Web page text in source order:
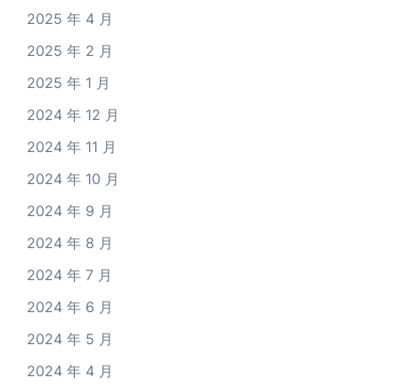
2025 年 4 月
2025 年 2 月
2025 年 1 月
2024 年 12 月
2024 年 11 月
2024 年 10 月
2024 年 9 月
2024 年 8 月
2024 年 7 月
2024 年 6 月
2024 年 5 月
2024 年 4 月